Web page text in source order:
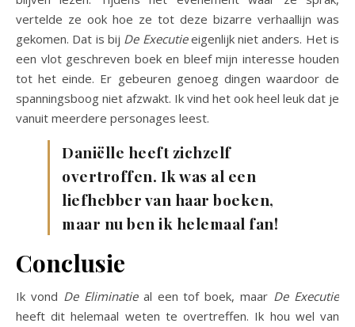
vertelde ze ook hoe ze tot deze bizarre verhaallijn was
gekomen. Dat is bij De Executieeigenlijk niet anders. Het is
een vlot geschreven boek en bleef mijn interesse houden
tot het einde. Er gebeuren genoeg dingen waardoor de
spanningsboog niet afzwakt. Ik vind het ook heel leuk dat je
vanuit meerdere personages leest.
Daniëlle heeft zichzelf
overtroffen. Ik was al een
liefhebber van haar boeken,
maar nu ben ik helemaal fan!
Conclusie
Ik vond De Eliminatieal een tof boek, maar De Executie
heeft dit helemaal weten te overtreffen. Ik hou wel van